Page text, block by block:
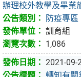
辦理校外教學及畢業
防疫專區
訓育組
1,086
2021-09-